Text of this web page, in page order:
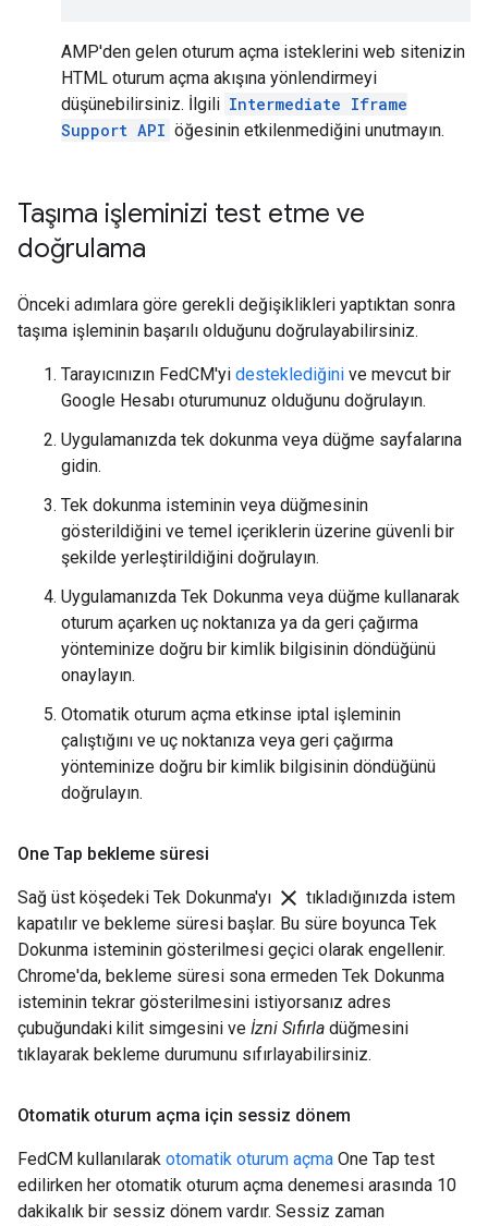
AMP'den gelen oturum açma isteklerini web sitenizin
HTML oturum açma akışına yönlendirmeyi
düşünebilirsiniz. İlgili Intermediate Iframe
Support API öğesinin etkilenmediğini unutmayın.
Taşıma işleminizi test etme ve
doğrulama
Önceki adımlara göre gerekli değişiklikleri yaptıktan sonra
taşıma işleminin başarılı olduğunu doğrulayabilirsiniz.
Tarayıcınızın FedCM'yi desteklediğini ve mevcut bir
Google Hesabı oturumunuz olduğunu doğrulayın.
Uygulamanızda tek dokunma veya düğme sayfalarına
gidin.
Tek dokunma isteminin veya düğmesinin
gösterildiğini ve temel içeriklerin üzerine güvenli bir
şekilde yerleştirildiğini doğrulayın.
Uygulamanızda Tek Dokunma veya düğme kullanarak
oturum açarken uç noktanıza ya da geri çağırma
yönteminize doğru bir kimlik bilgisinin döndüğünü
onaylayın.
Otomatik oturum açma etkinse iptal işleminin
çalıştığını ve uç noktanıza veya geri çağırma
yönteminize doğru bir kimlik bilgisinin döndüğünü
doğrulayın.
One Tap bekleme süresi
Sağ üst köşedeki Tek Dokunma'yı close tıkladığınızda istem
kapatılır ve bekleme süresi başlar. Bu süre boyunca Tek
Dokunma isteminin gösterilmesi geçici olarak engellenir.
Chrome'da, bekleme süresi sona ermeden Tek Dokunma
isteminin tekrar gösterilmesini istiyorsanız adres
çubuğundaki kilit simgesini ve İzni Sıfırla düğmesini
tıklayarak bekleme durumunu sıfırlayabilirsiniz.
Otomatik oturum açma için sessiz dönem
FedCM kullanılarak otomatik oturum açma One Tap test
edilirken her otomatik oturum açma denemesi arasında 10
dakikalık bir sessiz dönem vardır. Sessiz zaman